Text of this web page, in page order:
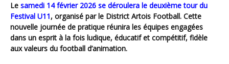
Le samedi 14 février 2026 se déroulera le deuxième tour du
Festival U11, organisé par le District Artois Football. Cette
nouvelle journée de pratique réunira les équipes engagées
dans un esprit à la fois ludique, éducatif et compétitif, fidèle
aux valeurs du football d’animation.